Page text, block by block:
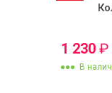
1 230 ₽
В